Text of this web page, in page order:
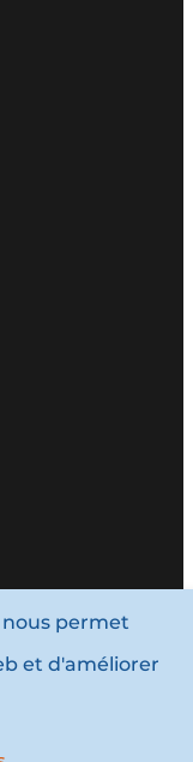
nous permet
et d'améliorer